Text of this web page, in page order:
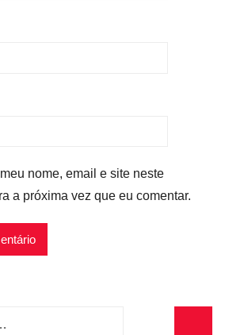
nome, email e site neste
a próxima vez que eu comentar.